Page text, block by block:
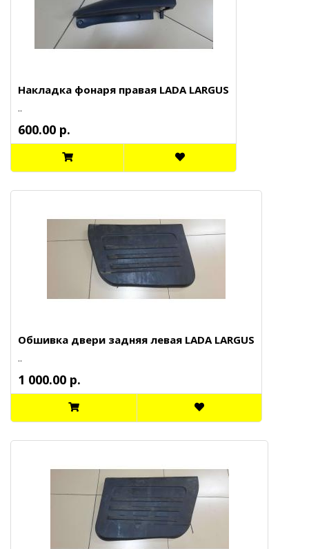
Накладка фонаря правая LADA LARGUS
..
600.00 р.
Обшивка двери задняя левая LADA LARGUS
..
1 000.00 р.